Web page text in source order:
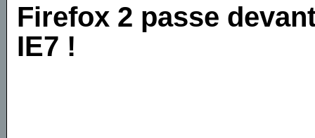
Firefox 2 passe
IE7 !